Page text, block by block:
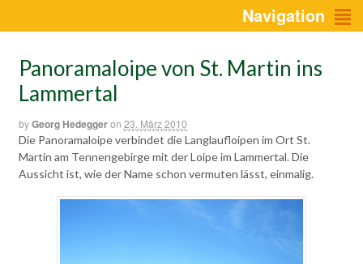
1 2 3 Navigation
Panoramaloipe von St. Martin ins
Lammertal
byGeorg Hedeggeron 23. März 2010
Die Panoramaloipe verbindet die Langlaufloipen im Ort St.
Martin am Tennengebirge mit der Loipe im Lammertal. Die
Aussicht ist, wie der Name schon vermuten lässt, einmalig.